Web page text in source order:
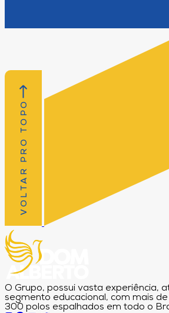
VOLTAR PRO TOPO
O Grupo, possui vasta experiência,
segmento educacional, com mais
300 polos espalhados em todo o